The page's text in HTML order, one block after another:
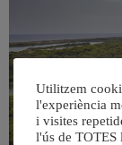
Utilitzem
l'experiència
i visites
l'ús de TOTES